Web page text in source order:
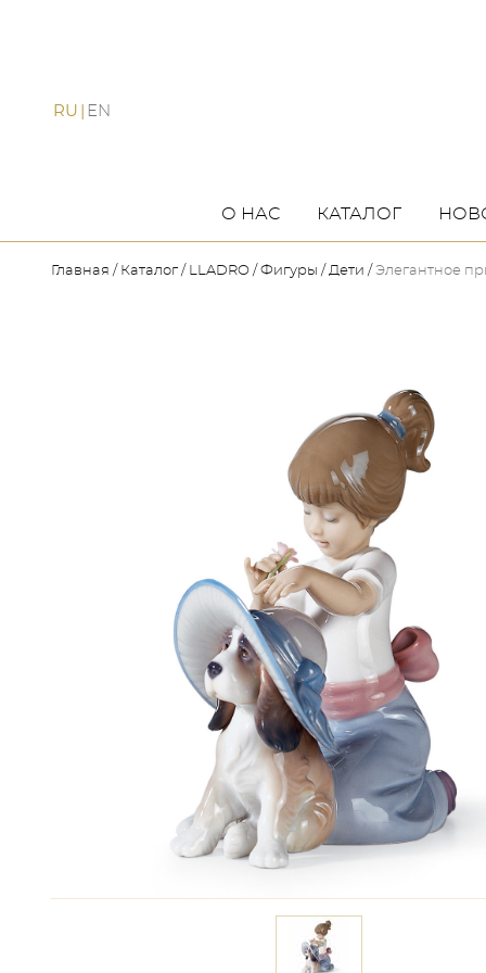
RU EN
О НАС КАТАЛОГ
Главная Каталог LLADRO Фигуры Дети Элегантное